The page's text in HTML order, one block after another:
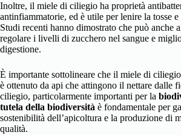
Inoltre, il miele di ciliegio ha proprietà
antinfiammatorie, ed è utile per lenire la tosse
Studi recenti hanno dimostrato che può anche
regolare i livelli di zucchero nel sangue e
digestione.
È importante sottolineare che il miele di
è ottenuto da api che attingono il nettare dalle
ciliegio, particolarmente importanti per la
tutela della biodiversità è fondamentale per
sostenibilità dell’apicoltura e la produzione di
qualità.